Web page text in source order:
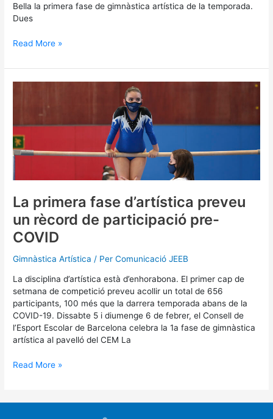
Bella la primera fase de gimnàstica artística de la temporada.
Dues
Read More »
La primera fase d’artística preveu
un rècord de participació pre-
COVID
Gimnàstica Artística / Per Comunicació JEEB
La disciplina d’artística està d’enhorabona. El primer cap de
setmana de competició preveu acollir un total de 656
participants, 100 més que la darrera temporada abans de la
COVID-19. Dissabte 5 i diumenge 6 de febrer, el Consell de
l’Esport Escolar de Barcelona celebra la 1a fase de gimnàstica
artística al pavelló del CEM La
d’artística
preveu
un
rècord
de
pre-
COVID
Read More »